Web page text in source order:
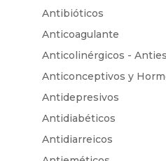
Antibióticos
Anticoagulante
Anticolinérgicos -
Anticonceptivos y
Antidepresivos
Antidiabéticos
Antidiarreicos